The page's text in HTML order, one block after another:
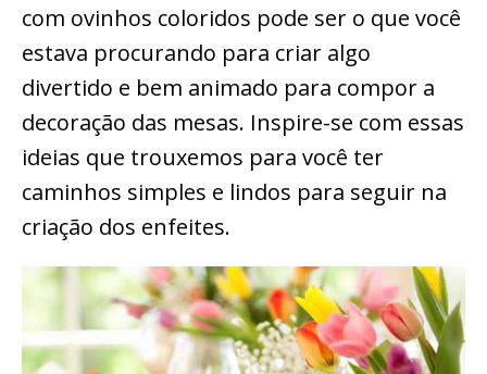
com ovinhos coloridos pode ser o que você
estava procurando para criar algo
divertido e bem animado para compor a
decoração das mesas. Inspire-se com essas
ideias que trouxemos para você ter
caminhos simples e lindos para seguir na
criação dos enfeites.